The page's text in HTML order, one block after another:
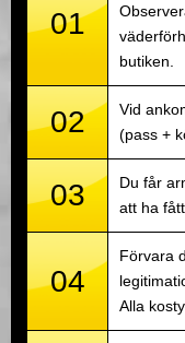
01
butiken.
02
Vid
(pass +
03
Du får
att ha
04
Förvara
Alla